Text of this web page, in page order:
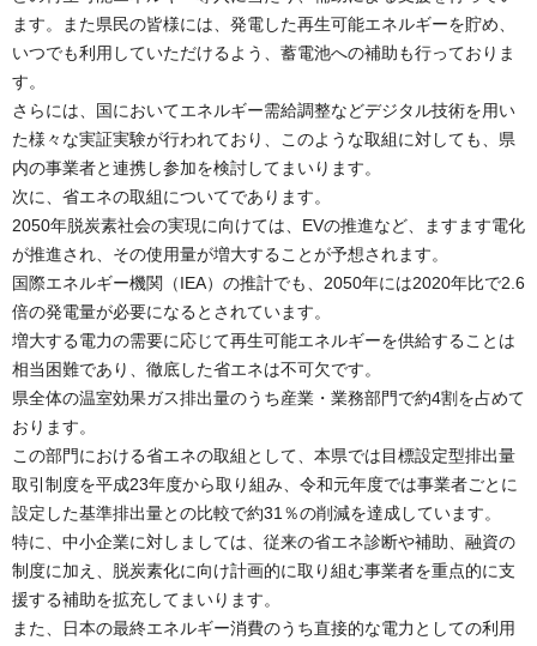
ます。また県民の皆様には、発電した再生可能エネルギーを貯め、
いつでも利用していただけるよう、蓄電池への補助も行っておりま
す。
さらには、国においてエネルギー需給調整などデジタル技術を用い
た様々な実証実験が行われており、このような取組に対しても、県
内の事業者と連携し参加を検討してまいります。
次に、省エネの取組についてであります。
2050年脱炭素社会の実現に向けては、EVの推進など、ますます電化
が推進され、その使用量が増大することが予想されます。
国際エネルギー機関（IEA）の推計でも、2050年には2020年比で2.6
倍の発電量が必要になるとされています。
増大する電力の需要に応じて再生可能エネルギーを供給することは
相当困難であり、徹底した省エネは不可欠です。
県全体の温室効果ガス排出量のうち産業・業務部門で約4割を占めて
おります。
この部門における省エネの取組として、本県では目標設定型排出量
取引制度を平成23年度から取り組み、令和元年度では事業者ごとに
設定した基準排出量との比較で約31％の削減を達成しています。
特に、中小企業に対しましては、従来の省エネ診断や補助、融資の
制度に加え、脱炭素化に向け計画的に取り組む事業者を重点的に支
援する補助を拡充してまいります。
また、日本の最終エネルギー消費のうち直接的な電力としての利用